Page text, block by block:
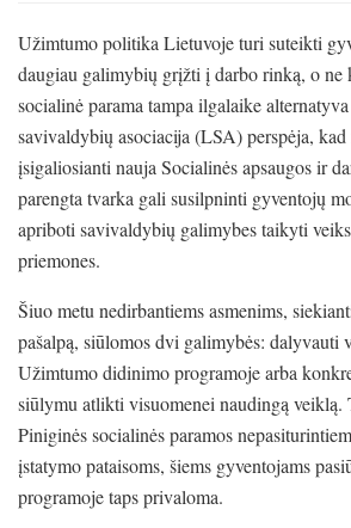
Užimtumo politika Lietuvoje turi suteikti
daugiau galimybių grįžti į darbo rinką, o ne
socialinė parama tampa ilgalaike
savivaldybių asociacija (LSA) perspėja,
įsigaliosianti nauja Socialinės apsaugos ir
parengta tvarka gali susilpninti gyventojų
apriboti savivaldybių galimybes taikyti
priemones.
Šiuo metu nedirbantiems asmenims,
pašalpą, siūlomos dvi galimybės: dalyvauti
Užimtumo didinimo programoje arba
siūlymu atlikti visuomenei naudingą veiklą.
Piniginės socialinės paramos
įstatymo pataisoms, šiems gyventojams
programoje taps privaloma.